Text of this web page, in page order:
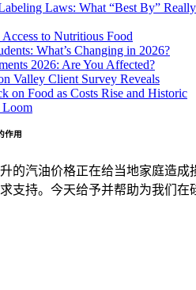
Laws: What “Best By” Really
to Nutritious Food
What’s Changing in 2026?
2026: Are You Affected?
Valley Client Survey Reveals
on Food as Costs Rise and Historic
Loom
作用
的汽油价格正在给当地家庭造成
支持。今天给予并帮助为我们在